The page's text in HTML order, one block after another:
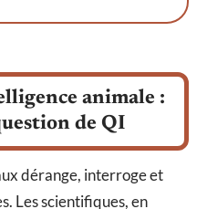
animale :
de QI
dérange, interroge et
Les scientifiques, en